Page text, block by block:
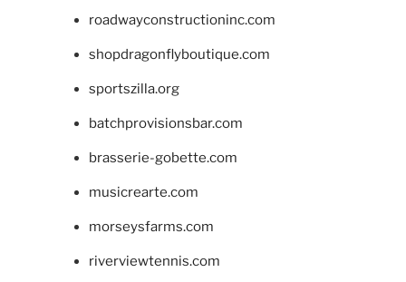
roadwayconstructioninc.com
shopdragonflyboutique.com
sportszilla.org
batchprovisionsbar.com
brasserie-gobette.com
musicrearte.com
morseysfarms.com
riverviewtennis.com